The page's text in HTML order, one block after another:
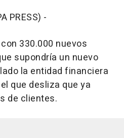
PRESS) -
330.000 nuevos
supondría un nuevo
la entidad financiera
que desliza que ya
de clientes.